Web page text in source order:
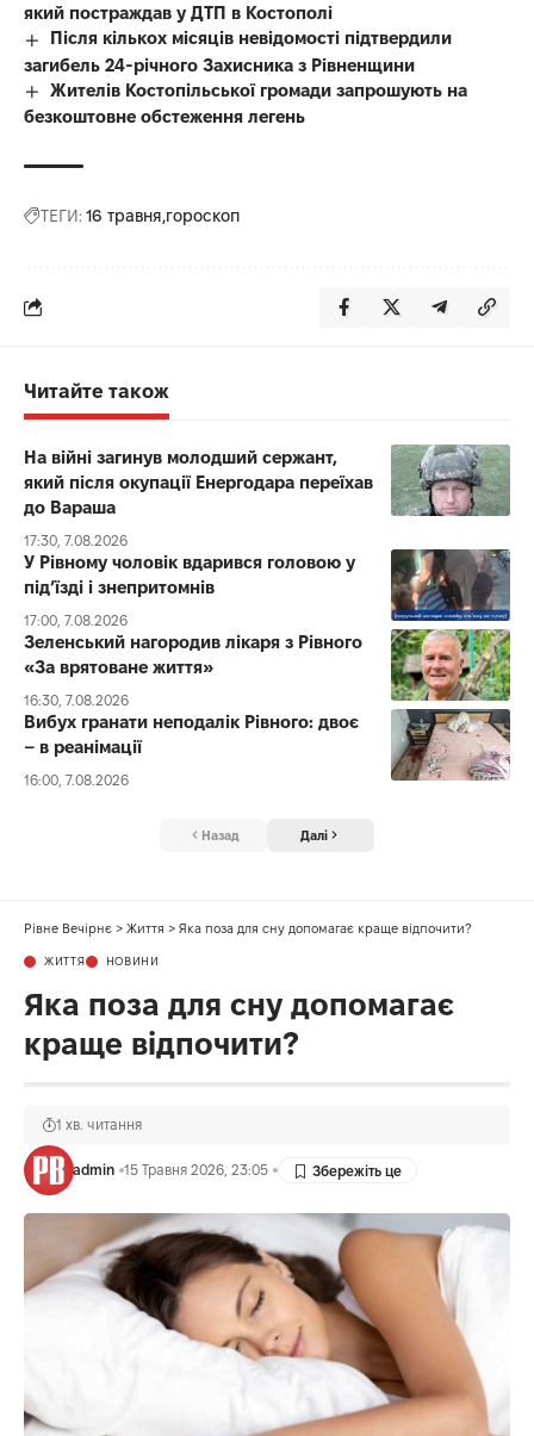
який постраждав у ДТП в Костополі
Після кількох місяців невідомості підтвердили
загибель 24-річного Захисника з Рівненщини
Жителів Костопільської громади запрошують на
безкоштовне обстеження легень
ТЕГИ: 16 травня гороскоп
Читайте також
На війні загинув молодший сержант,
який після окупації Енергодара переїхав
до Вараша
17:30, 7.08.2026
У Рівному чоловік вдарився головою у
під’їзді і знепритомнів
17:00, 7.08.2026
Зеленський нагородив лікаря з Рівного
«За врятоване життя»
16:30, 7.08.2026
Вибух гранати неподалік Рівного: двоє
– в реанімації
16:00, 7.08.2026
Назад Далі
Рівне Вечірнє > Життя > Яка поза для сну допомагає краще відпочити?
ЖИТТЯ НОВИНИ
Яка поза для сну допомагає
краще відпочити?
admin 15 Травня 2026, 23:05
1 хв. читання